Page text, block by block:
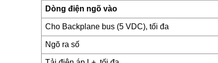
Dòng điện ngõ vào
Cho Backplane bus (5 VDC), tối đa
Ngõ ra số